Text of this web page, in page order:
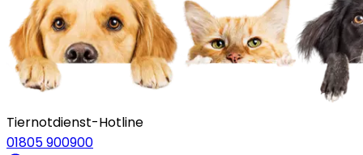
Tiernotdienst-Hotline
01805 900900